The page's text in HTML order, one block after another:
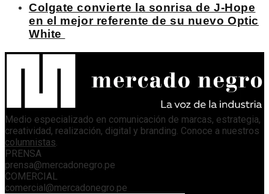
Colgate convierte la sonrisa de J-Hope
en el mejor referente de su nuevo Optic
White
Medio especializado en comunicación de marcas, estrategia,
creatividad, realización, digital y branding. Conoce a nuestros
columnistas
PRENSA
prensa@mercadonegro.pe
COMERCIAL
comercial@mercadonegro.pe